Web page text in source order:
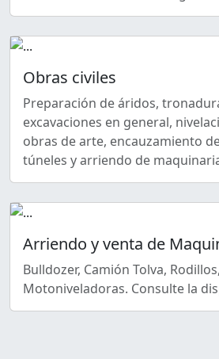
Obras civiles
Preparación de áridos,
excavaciones en general,
obras de arte, encauzamiento
túneles y arriendo de
Arriendo y venta de
Bulldozer, Camión Tolva,
Motoniveladoras. Consulte la